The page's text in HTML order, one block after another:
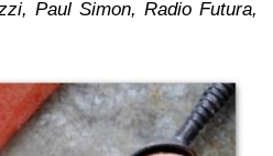
Paul Simon, Radio Futura,